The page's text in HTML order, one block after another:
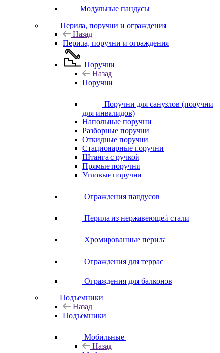
Модульные пандусы
Перила, поручни и ограждения
Назад
Перила, поручни и ограждения
Поручни
Назад
Поручни
Поручни для санузлов (поручни
для инвалидов)
Напольные поручни
Разборные поручни
Откидные поручни
Стационарные поручни
Штанга с ручкой
Прямые поручни
Угловые поручни
Ограждения пандусов
Перила из нержавеющей стали
Хромированные перила
Ограждения для террас
Ограждения для балконов
Подъемники
Назад
Подъемники
Мобильные
Назад